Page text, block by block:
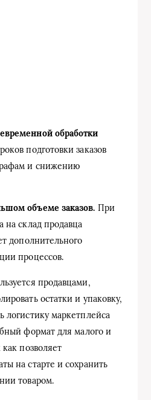
обработки
подготовки заказов
и снижению
объеме заказов. При
на склад продавца
дополнительного
процессов.
продавцами,
остатки и упаковку,
логистику маркетплейса
формат для малого и
позволяет
на старте и сохранить
товаром.